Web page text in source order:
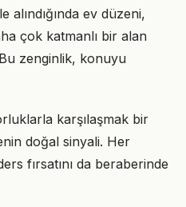
ev düzeni,
çok katmanlı bir alan
Bu zenginlik, konuyu
karşılaşmak bir
doğal sinyali. Her
fırsatını da beraberinde